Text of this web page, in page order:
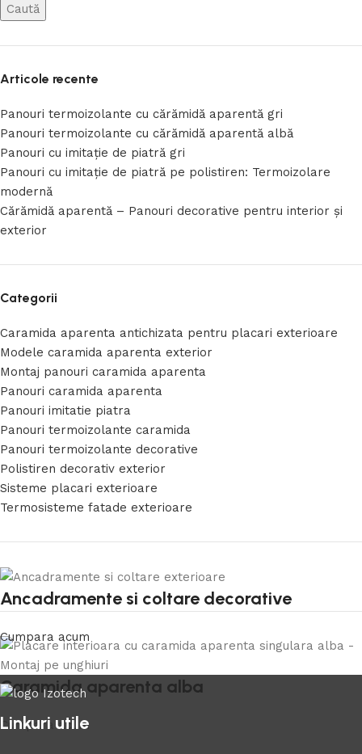
Caută
Articole recente
Panouri termoizolante cu cărămidă aparentă gri
Panouri termoizolante cu cărămidă aparentă albă
Panouri cu imitație de piatră gri
Panouri cu imitație de piatră pe polistiren: Termoizolare
modernă
Cărămidă aparentă – Panouri decorative pentru interior și
exterior
Categorii
Caramida aparenta antichizata pentru placari exterioare
Modele caramida aparenta exterior
Montaj panouri caramida aparenta
Panouri caramida aparenta
Panouri imitatie piatra
Panouri termoizolante caramida
Panouri termoizolante decorative
Polistiren decorativ exterior
Sisteme placari exterioare
Termosisteme fatade exterioare
Ancadramente si coltare decorative
Cumpara acum
Caramida aparenta alba
Cumpara acum
Linkuri utile